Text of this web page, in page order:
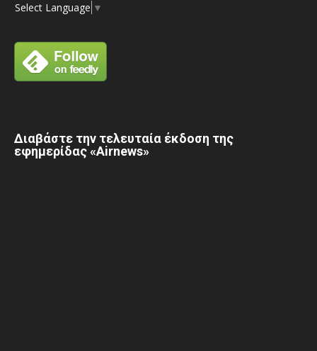
Select Language ▼
Διαβάστε την τελευταία έκδοση της
εφημερίδας «Airnews»